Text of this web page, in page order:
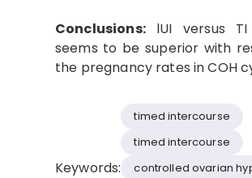
Conclusions:lUI versus
seems to be superior with
the pregnancy rates in COH
Keywords:
timed intercourse
timed intercourse
controlled ovarian